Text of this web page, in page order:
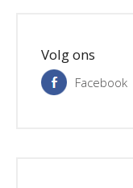
Volg ons
Facebook